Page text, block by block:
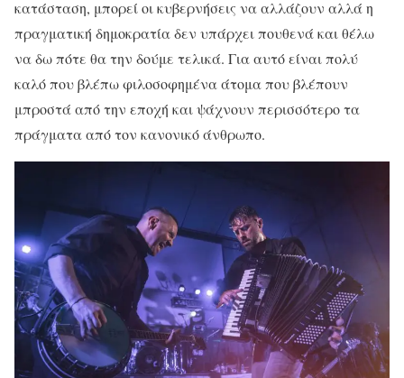
κατάσταση, μπορεί οι κυβερνήσεις να αλλάζουν αλλά η
πραγματική δημοκρατία δεν υπάρχει πουθενά και θέλω
να δω πότε θα την δούμε τελικά. Για αυτό είναι πολύ
καλό που βλέπω φιλοσοφημένα άτομα που βλέπουν
μπροστά από την εποχή και ψάχνουν περισσότερο τα
πράγματα από τον κανονικό άνθρωπο.